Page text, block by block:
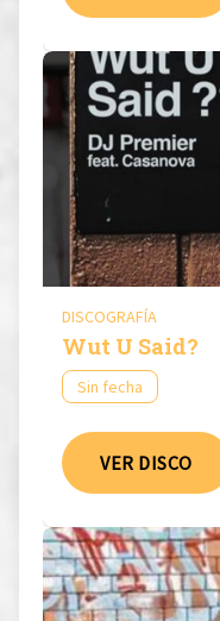
DISCOGRAFÍA
Wut U Said?
Sin fecha
VER DISCO